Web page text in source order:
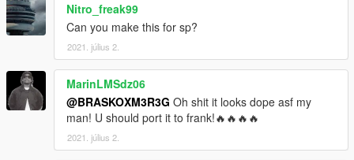
Nitro_freak99
Can you make this for sp?
2021. július 2.
MarinLMSdz06
@BRASKOXM3R3G Oh shit it looks dope asf my
man! U should port it to frank!🔥🔥🔥🔥
2021. július 2.